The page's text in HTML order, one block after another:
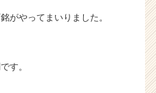
がやってまいりました。
す。